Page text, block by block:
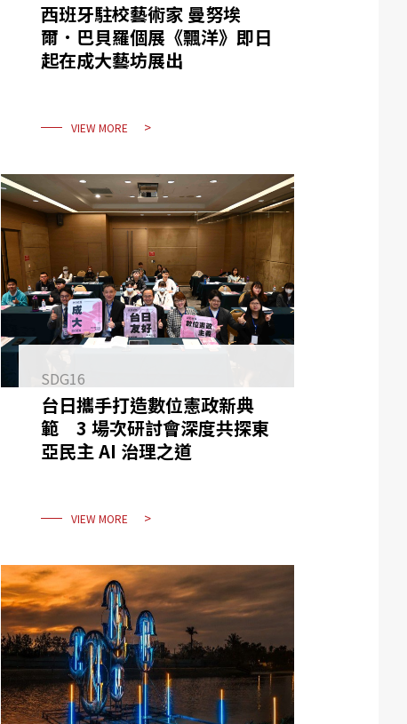
西班牙駐校藝術家 曼努埃
爾．巴貝羅個展《飄洋》即日
起在成大藝坊展出
VIEW MORE
SDG16
台日攜手打造數位憲政新典
範 3 場次研討會深度共探東
亞民主 AI 治理之道
VIEW MORE